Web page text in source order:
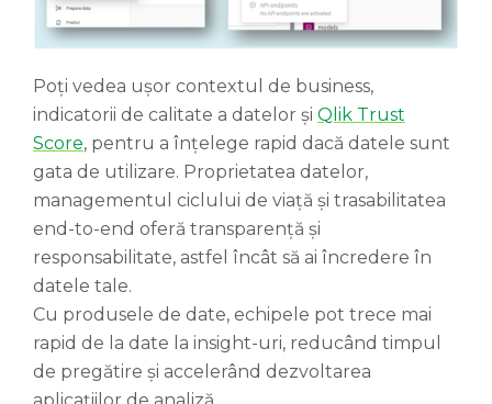
Poți vedea ușor contextul de business,
indicatorii de calitate a datelor și Qlik Trust
Score, pentru a înțelege rapid dacă datele sunt
gata de utilizare. Proprietatea datelor,
managementul ciclului de viață și trasabilitatea
end-to-end oferă transparență și
responsabilitate, astfel încât să ai încredere în
datele tale.
Cu produsele de date, echipele pot trece mai
rapid de la date la insight-uri, reducând timpul
de pregătire și accelerând dezvoltarea